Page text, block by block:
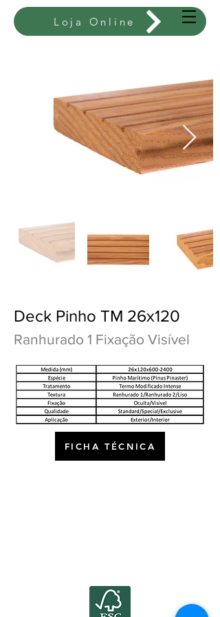
Loja Online
Deck Pinho TM 26x120
Ranhurado 1 Fixação Visível
FICHA TÉCNICA